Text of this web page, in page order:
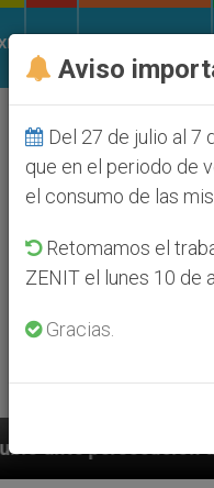
colonos judíos que
Aviso
Del 27 de julio al 7
que en el periodo de
el consumo de las
Retomamos el
ZENIT el lunes 10 de
Gracias.